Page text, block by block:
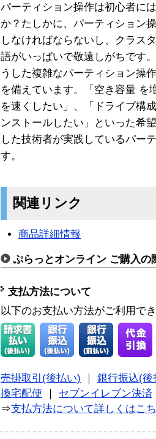
パーティション操作は初心者に
か？たしかに、パーティション
しなければならないし、クラス
語がいっぱいで敬遠しがちです
うした複雑なパーティション操
を備えています。「空き容量 を
を速くしたい」、「ドライブ構
ンストールしたい」といった希
した技術者が実践しているパー
す。
関連リンク
商品詳細情報
ぷらっとオンライン ご購入の
支払方法について
以下のお支払い方法がご利用で
売掛取引(後払い)
銀行振込(後
換宅配便
セブンイレブン決済
⇒支払方法について詳しくはこ